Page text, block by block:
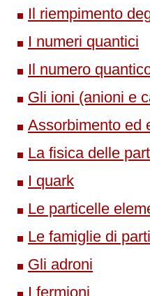
Il riempimento
I numeri quantici
Il numero
Gli ioni (anioni e
Assorbimento ed
La fisica delle
I quark
Le particelle
Le famiglie di
Gli adroni
I fermioni